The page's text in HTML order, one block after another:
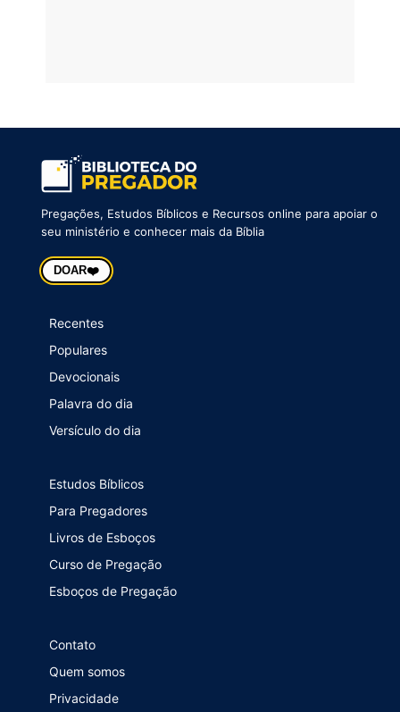
Pregações, Estudos Bíblicos e Recursos online para apoiar o
seu ministério e conhecer mais da Bíblia
DOAR❤️
Recentes
Populares
Devocionais
Palavra do dia
Versículo do dia
Estudos Bíblicos
Para Pregadores
Livros de Esboços
Curso de Pregação
Esboços de Pregação
Contato
Quem somos
Privacidade